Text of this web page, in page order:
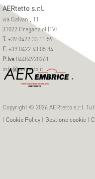
AERtetto s.r.l.
via Galvani, 11
31022 Preganziol (TV)
T. +39 0422 33 11 59
F. +39 0422 63 05 84
P.Iva 04484920261
info@aertetto.it
Copyright © 2026 AERtetto s.r.l.
| Cookie Policy | Gestione cookie |